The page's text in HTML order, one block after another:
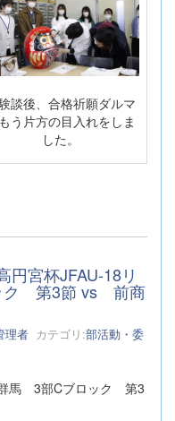
談後、合格祈願ダルマ
う片方の目入れをしま
した。
宮杯JFAU-18リ
ク 第3節 vs 前商
理者 カテゴリ:部活動・委
群馬 3部Cブロック 第3